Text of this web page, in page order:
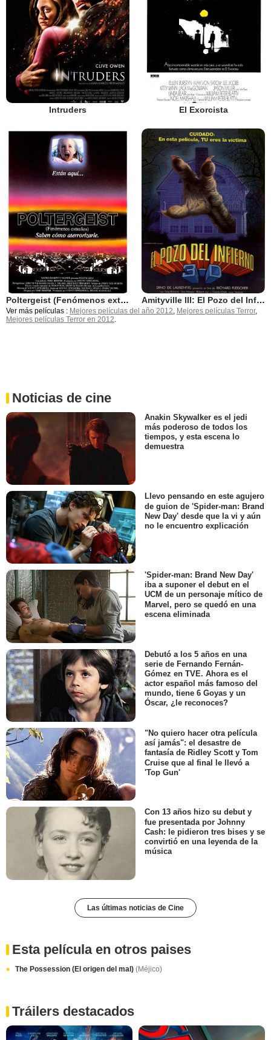
Intruders El Exorcista
Poltergeist (Fenómenos extraños) Amityville III: El Pozo del Infierno
Ver más películas : Mejores películas del año 2012 Mejores películas Terror,
Mejores películas Terror en 2012
Noticias de cine
Anakin Skywalker es el jedi
más poderoso de todos los
tiempos, y esta escena lo
demuestra
Llevo pensando en este agujero
de guion de 'Spider-man: Brand
New Day' desde que la vi y aún
no le encuentro explicación
'Spider-man: Brand New Day'
iba a suponer el debut en el
UCM de un personaje mítico de
Marvel, pero se quedó en una
escena eliminada
Debutó a los 5 años en una
serie de Fernando Fernán-
Gómez en TVE. Ahora es el
actor español más famoso del
mundo, tiene 6 Goyas y un
Óscar, ¿le reconoces?
"No quiero hacer otra película
así jamás": el desastre de
fantasía de Ridley Scott y Tom
Cruise que al final le llevó a
'Top Gun'
Con 13 años hizo su debut y
fue presentada por Johnny
Cash: le pidieron tres bises y se
convirtió en una leyenda de la
música
Las últimas noticias de Cine
Esta película en otros paises
The Possession (El origen del mal) (Méjico)
Tráilers destacados